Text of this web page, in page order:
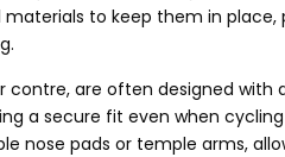
to keep them in place,
.
contre, are often designed with
a secure fit even when
nose pads or temple arms,